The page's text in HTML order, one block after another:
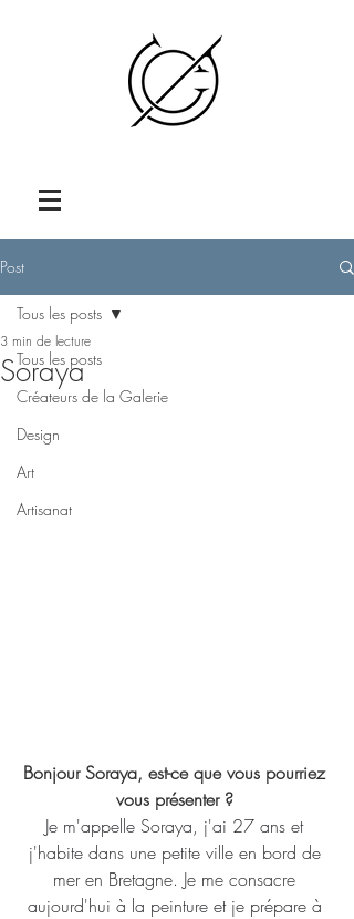
Post
Tous les posts
Créateurs de la Galerie
Design
Art
Artisanat
Tous les posts
Soraya
3 min de lecture
Bonjour Soraya, est-ce que vous pourriez
vous présenter ?
Je m'appelle Soraya, j'ai 27 ans et
j'habite dans une petite ville en bord de
mer en Bretagne. Je me consacre
aujourd'hui à la peinture et je prépare à